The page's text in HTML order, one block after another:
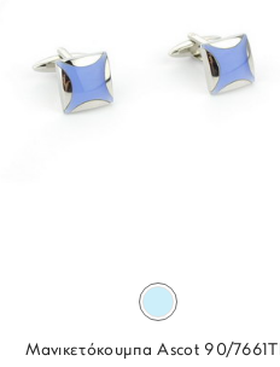
Μανικετόκουμπα Ascot 90/